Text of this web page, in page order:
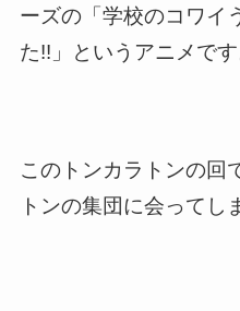
ーズの「学校のコワイ
た!!」というアニメです
このトンカラトンの回
トンの集団に会ってし